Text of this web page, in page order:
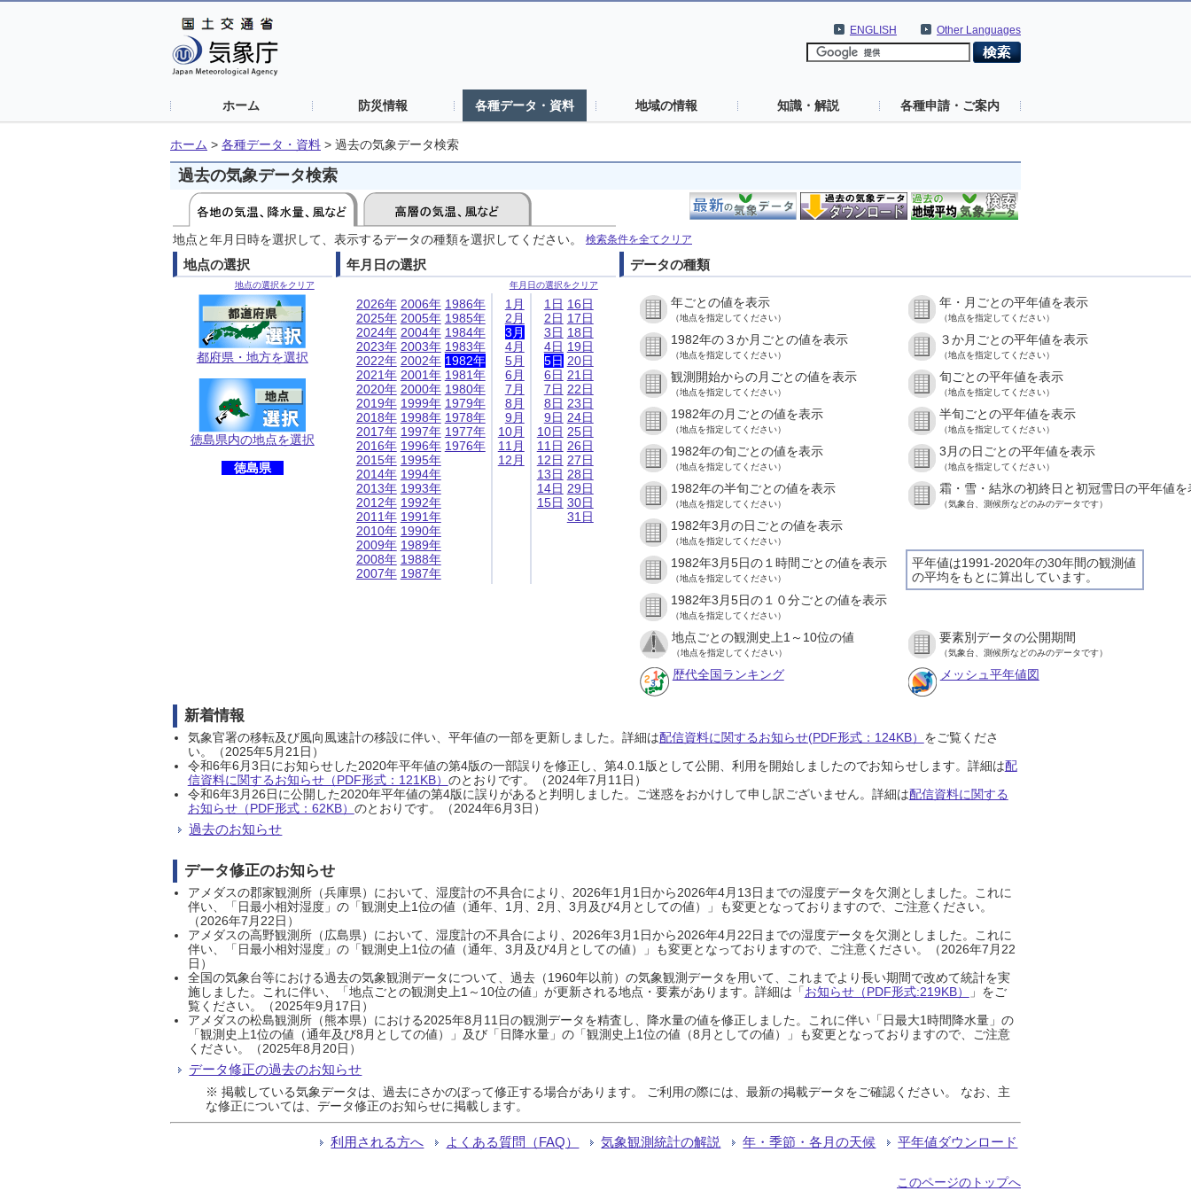
Other Languages
ENGLISH
ホーム 防災情報 各種データ・資料 地域の情報 知識・解説 各種申請・ご案内
ホーム > 各種データ・資料 > 過去の気象データ検索
過去の気象データ検索
地点と年月日時を選択して、表示するデータの種類を選択してください。 検索条件を全てクリア
地点の選択
地点の選択をクリア
都府県・地方を選択
徳島県内の地点を選択
徳島県
年月日の選択
年月日の選択をクリア
2026年
2025年
2024年
2023年
2022年
2021年
2020年
2019年
2018年
2017年
2016年
2015年
2014年
2013年
2012年
2011年
2010年
2009年
2008年
2007年
2006年
2005年
2004年
2003年
2002年
2001年
2000年
1999年
1998年
1997年
1996年
1995年
1994年
1993年
1992年
1991年
1990年
1989年
1988年
1987年
1986年
1985年
1984年
1983年
1982年
1981年
1980年
1979年
1978年
1977年
1976年
1月
2月
3月
4月
5月
6月
7月
8月
9月
10月
11月
12月
1日
2日
3日
4日
5日
6日
7日
8日
9日
10日
11日
12日
13日
14日
15日
16日
17日
18日
19日
20日
21日
22日
23日
24日
25日
26日
27日
28日
29日
30日
31日
データの種類
年ごとの値を表示
（地点を指定してください）
年・月ごとの平年値を表示
（地点を指定してください）
1982年の３か月ごとの値を表示
（地点を指定してください）
３か月ごとの平年値を表示
（地点を指定してください）
観測開始からの月ごとの値を表示
（地点を指定してください）
旬ごとの平年値を表示
（地点を指定してください）
1982年の月ごとの値を表示
（地点を指定してください）
半旬ごとの平年値を表示
（地点を指定してください）
1982年の旬ごとの値を表示
（地点を指定してください）
3月の日ごとの平年値を表示
（地点を指定してください）
1982年の半旬ごとの値を表示
（地点を指定してください）
霜・雪・結氷の初終日と初冠雪日の平年値を
（気象台、測候所などのみのデータです）
1982年3月の日ごとの値を表示
（地点を指定してください）
平年値は1991-2020年の30年間の観測値
の平均をもとに算出しています。
1982年3月5日の１時間ごとの値を表示
（地点を指定してください）
1982年3月5日の１０分ごとの値を表示
（地点を指定してください）
地点ごとの観測史上1～10位の値
（地点を指定してください）
要素別データの公開期間
（気象台、測候所などのみのデータです）
歴代全国ランキング メッシュ平年値図
新着情報
気象官署の移転及び風向風速計の移設に伴い、平年値の一部を更新しました。詳細は配信資料に関するお知らせ(PDF形式：124KB） をご覧くださ
い。（2025年5月21日）
令和6年6月3日にお知らせした2020年平年値の第4版の一部誤りを修正し、第4.0.1版として公開、利用を開始しましたのでお知らせします。詳細は配
信資料に関するお知らせ（PDF形式：121KB） のとおりです。（2024年7月11日）
令和6年3月26日に公開した2020年平年値の第4版に誤りがあると判明しました。ご迷惑をおかけして申し訳ございません。詳細は配信資料に関する
お知らせ（PDF形式：62KB） のとおりです。（2024年6月3日）
過去のお知らせ
データ修正のお知らせ
アメダスの郡家観測所（兵庫県）において、湿度計の不具合により、2026年1月1日から2026年4月13日までの湿度データを欠測としました。これに
伴い、「日最小相対湿度」の「観測史上1位の値（通年、1月、2月、3月及び4月としての値）」も変更となっておりますので、ご注意ください。
（2026年7月22日）
アメダスの高野観測所（広島県）において、湿度計の不具合により、2026年3月1日から2026年4月22日までの湿度データを欠測としました。これに
伴い、「日最小相対湿度」の「観測史上1位の値（通年、3月及び4月としての値）」も変更となっておりますので、ご注意ください。（2026年7月22
日）
全国の気象台等における過去の気象観測データについて、過去（1960年以前）の気象観測データを用いて、これまでより長い期間で改めて統計を実
施しました。これに伴い、「地点ごとの観測史上1～10位の値」が更新される地点・要素があります。詳細は「お知らせ（PDF形式:219KB）
」をご
覧ください。（2025年9月17日）
アメダスの松島観測所（熊本県）における2025年8月11日の観測データを精査し、降水量の値を修正しました。これに伴い「日最大1時間降水量」の
「観測史上1位の値（通年及び8月としての値）」及び「日降水量」の「観測史上1位の値（8月としての値）」も変更となっておりますので、ご注意
ください。（2025年8月20日）
データ修正の過去のお知らせ
※ 掲載している気象データは、過去にさかのぼって修正する場合があります。 ご利用の際には、最新の掲載データをご確認ください。 なお、主
な修正については、データ修正のお知らせに掲載します。
利用される方へ よくある質問（FAQ） 気象観測統計の解説 年・季節・各月の天候 平年値ダウンロード
このページのトップへ